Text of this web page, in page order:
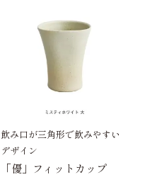
飲み口が三角形で飲みやすい
デザイン
「優」フィットカップ